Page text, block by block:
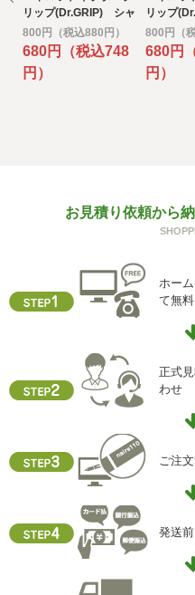
e) 個人情報の取扱いの委託に
取得した個人情報の取扱
とがあります。
その場合には、当社におい
ご本人からの求めにより
に関する開示、利用目的
供記録の開示(以下、開示
開示等に応ずる窓口は、
関する苦情、相談等の問合
クッキーやウェブビーコ
易に認識できない方法によ
ません。
i) 個人情報保護方針
当社ホームページの個人
住
リップ(Dr.GRIP) シャ
ープペン Gスペッ
ク 白軸
800円（税込880円）
680円（税込748
円）
リップ
ストカラ
ペンシル
800円（
680円
円）
お見積り依頼から
ホー
て無
正式
わせ
ご注
発送